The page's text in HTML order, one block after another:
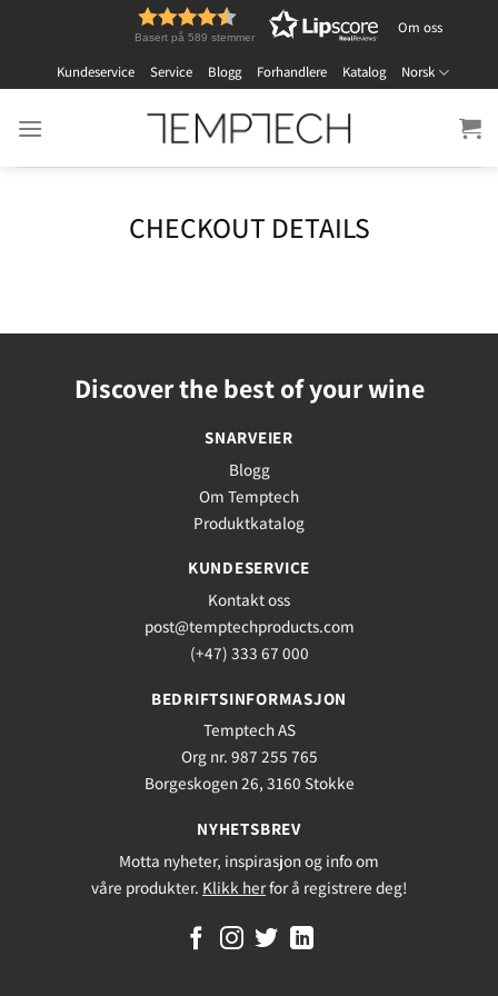
Basert på 589 stemmer
Om oss
Kundeservice Service Blogg Forhandlere Katalog Norsk
CHECKOUT DETAILS
Discover the best of your wine
SNARVEIER
Blogg
Om Temptech
Produktkatalog
KUNDESERVICE
Kontakt oss
post@temptechproducts.com
(+47) 333 67 000
BEDRIFTSINFORMASJON
Temptech AS
Org nr. 987 255 765
Borgeskogen 26, 3160 Stokke
NYHETSBREV
Motta nyheter, inspirasjon og info om
våre produkter. Klikk herfor å registrere deg!